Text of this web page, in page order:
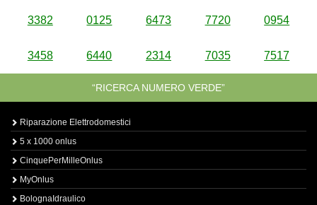
3382 0125 6473 7720 0954
3458 6440 2314 7035 7517
“RICERCA NUMERO VERDE”
Riparazione Elettrodomestici
5 x 1000 onlus
CinquePerMilleOnlus
MyOnlus
BolognaIdraulico